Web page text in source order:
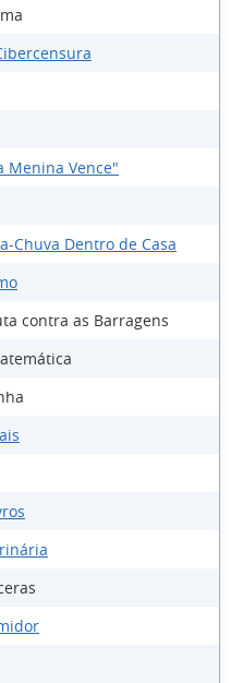
Menina Vence"
Chuva Dentro de Casa
contra as Barragens